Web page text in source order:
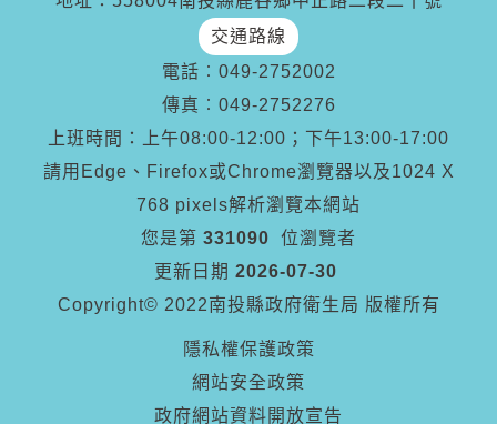
交通路線
電話︰ 049-2752002
傳真︰ 049-2752276
上班時間：上午08:00-12:00；下午13:00-17:00
請用Edge、Firefox或Chrome瀏覽器以及1024 X
768 pixels解析瀏覽本網站
您是第 331090
位瀏覽者
更新日期 2026-07-30
Copyright© 2022南投縣政府衛生局 版權所有
隱私權保護政策
網站安全政策
政府網站資料開放宣告